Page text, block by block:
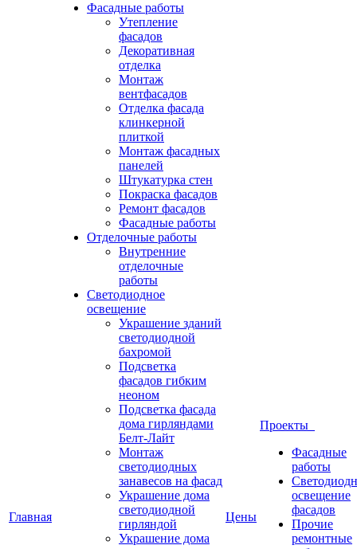
Главная
Фасадные работы
Утепление
фасадов
Декоративная
отделка
Монтаж
вентфасадов
Отделка фасада
клинкерной
плиткой
Монтаж фасадных
панелей
Штукатурка стен
Покраска фасадов
Ремонт фасадов
Фасадные работы
Отделочные работы
Внутренние
отделочные
работы
Светодиодное
освещение
Украшение зданий
светодиодной
бахромой
Подсветка
фасадов гибким
неоном
Подсветка фасада
дома гирляндами
Белт-Лайт
Монтаж
светодиодных
занавесов на фасад
Украшение дома
светодиодной
гирляндой
Украшение дома
Цены
Проекты
Фасадные
работы
освещение
фасадов
Прочие
ремонтные